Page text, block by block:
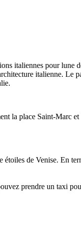
italiennes pour lune
italienne. Le
la place Saint-Marc
de Venise. En
prendre un taxi